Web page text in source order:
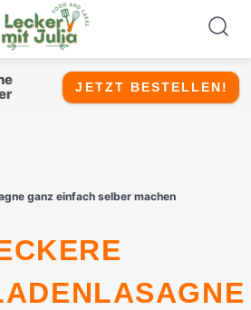
JETZT BESTELLEN!
ganz einfach selber machen